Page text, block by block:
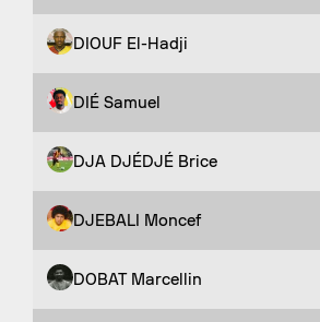
DIOUF El-Hadji
DIÉ Samuel
DJA DJÉDJÉ Brice
DJEBALI Moncef
DOBAT Marcellin